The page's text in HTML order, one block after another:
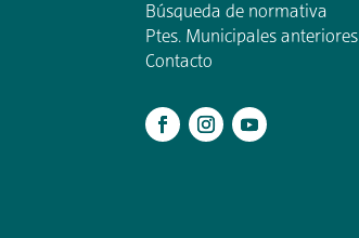
Búsqueda de normativa
Ptes. Municipales anteriores
Contacto